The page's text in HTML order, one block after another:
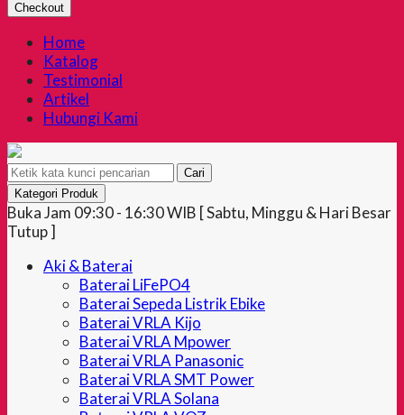
Checkout
Home
Katalog
Testimonial
Artikel
Hubungi Kami
Cari
Kategori Produk
Buka Jam 09:30 - 16:30 WIB [ Sabtu, Minggu & Hari Besar
Tutup ]
Aki & Baterai
Baterai LiFePO4
Baterai Sepeda Listrik Ebike
Baterai VRLA Kijo
Baterai VRLA Mpower
Baterai VRLA Panasonic
Baterai VRLA SMT Power
Baterai VRLA Solana